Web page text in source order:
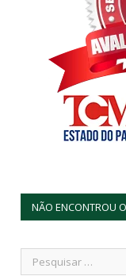
NÃO ENCONTROU